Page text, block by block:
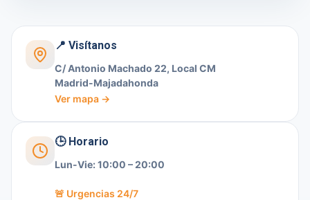
📍 Visítanos
C/ Antonio Machado 22, Local CM
Madrid-Majadahonda
Ver mapa →
🕒 Horario
Lun-Vie: 10:00 – 20:00
🚨 Urgencias 24/7